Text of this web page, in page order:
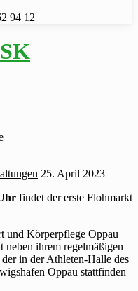
94 12
25. April 2023
findet der erste Flohmarkt
und Körperpflege Oppau
neben ihrem regelmäßigen
in der Athleten-Halle des
Oppau stattfinden